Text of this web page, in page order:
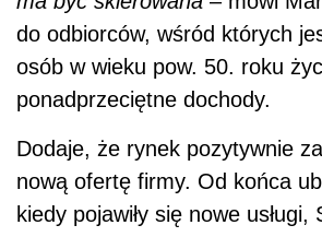
do odbiorców, wśród których
osób w wieku pow. 50. roku
ponadprzeciętne dochody.
Dodaje, że rynek pozytywnie
nową ofertę firmy. Od końca
kiedy pojawiły się nowe usługi,